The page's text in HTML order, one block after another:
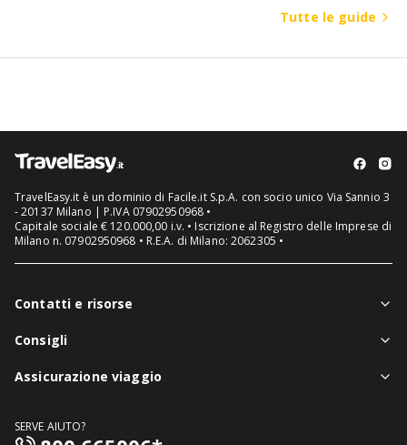
Tutte le guide
TravelEasy.it è un dominio di Facile.it S.p.A. con socio unico Via Sannio 3
- 20137 Milano | P.IVA 07902950968 •
Capitale sociale € 120.000,00 i.v. • Iscrizione al Registro delle Imprese di
Milano n. 07902950968 • R.E.A. di Milano: 2062305 •
Contatti e risorse
Chi siamo
FAQ
Consigli
Notizie viaggi
Assicurazione viaggio
Assicurazione viaggio annuale
SERVE AIUTO?